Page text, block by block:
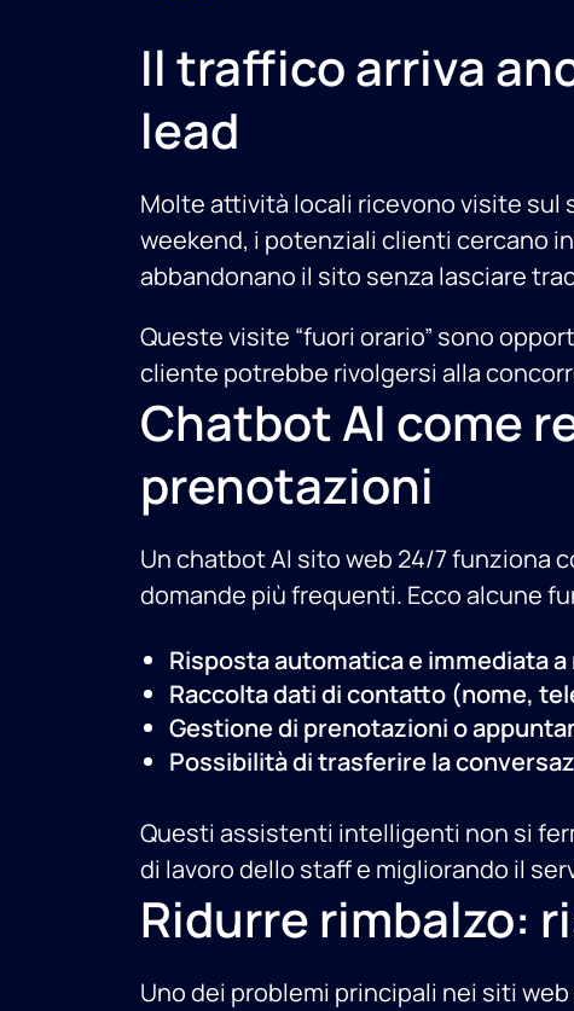
Il traffico arriva
lead
Molte attività locali ricevono visite sul
weekend, i potenziali clienti cercano
abbandonano il sito senza lasciare
Queste visite “fuori orario” sono
cliente potrebbe rivolgersi alla
Chatbot AI come
prenotazioni
Un chatbot AI sito web 24/7 funziona
domande più frequenti. Ecco alcune
Risposta automatica e immediata
Raccolta dati di contatto (nome,
Gestione di prenotazioni o
Possibilità di trasferire la
Questi assistenti intelligenti non si
di lavoro dello staff e migliorando il
Ridurre rimbalzo:
Uno dei problemi principali nei siti